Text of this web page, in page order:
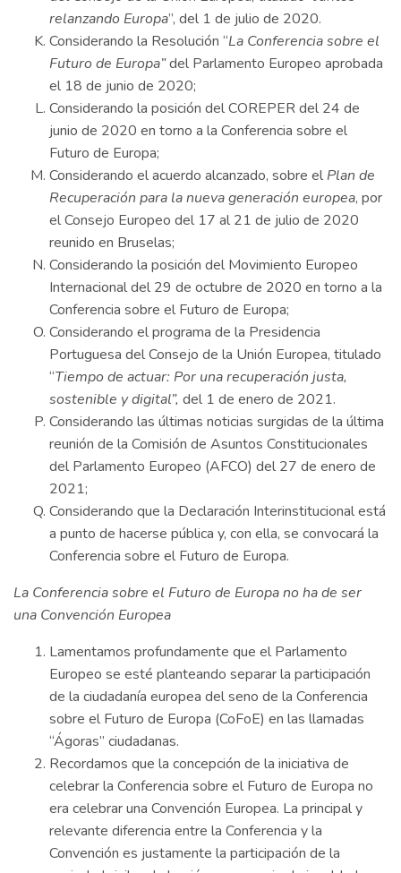
relanzando Europa”, del 1 de julio de 2020.
Considerando la Resolución “La Conferencia sobre el
Futuro de Europa”del Parlamento Europeo aprobada
el 18 de junio de 2020;
Considerando la posición del COREPER del 24 de
junio de 2020 en torno a la Conferencia sobre el
Futuro de Europa;
Considerando el acuerdo alcanzado, sobre el Plan de
Recuperación para la nueva generación europea, por
el Consejo Europeo del 17 al 21 de julio de 2020
reunido en Bruselas;
Considerando la posición del Movimiento Europeo
Internacional del 29 de octubre de 2020 en torno a la
Conferencia sobre el Futuro de Europa;
Considerando el programa de la Presidencia
Portuguesa del Consejo de la Unión Europea, titulado
“Tiempo de actuar: Por una recuperación justa,
sostenible y digital”, del 1 de enero de 2021.
Considerando las últimas noticias surgidas de la última
reunión de la Comisión de Asuntos Constitucionales
del Parlamento Europeo (AFCO) del 27 de enero de
2021;
Considerando que la Declaración Interinstitucional está
a punto de hacerse pública y, con ella, se convocará la
Conferencia sobre el Futuro de Europa.
La Conferencia sobre el Futuro de Europa no ha de ser
una Convención Europea
Lamentamos profundamente que el Parlamento
Europeo se esté planteando separar la participación
de la ciudadanía europea del seno de la Conferencia
sobre el Futuro de Europa (CoFoE) en las llamadas
“Ágoras” ciudadanas.
Recordamos que la concepción de la iniciativa de
celebrar la Conferencia sobre el Futuro de Europa no
era celebrar una Convención Europea. La principal y
relevante diferencia entre la Conferencia y la
Convención es justamente la participación de la